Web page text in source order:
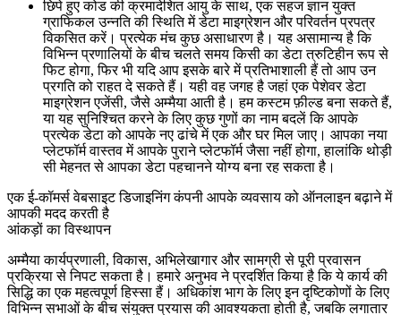
छिपे हुए कोड की क्रमादेशित आयु के साथ, एक सहज ज्ञान युक्त
ग्राफिकल उन्नति की स्थिति में डेटा माइग्रेशन और परिवर्तन प्रपत्र
विकसित करें। प्रत्येक मंच कुछ असाधारण है। यह असामान्य है कि
विभिन्न प्रणालियों के बीच चलते समय किसी का डेटा त्रुटिहीन रूप से
फिट होगा, फिर भी यदि आप इसके बारे में प्रतिभाशाली हैं तो आप उन
प्रगति को राहत दे सकते हैं। यही वह जगह है जहां एक पेशेवर डेटा
माइग्रेशन एजेंसी, जैसे अम्मैया आती है। हम कस्टम फ़ील्ड बना सकते हैं,
या यह सुनिश्चित करने के लिए कुछ गुणों का नाम बदलें कि आपके
प्रत्येक डेटा को आपके नए ढांचे में एक और घर मिल जाए। आपका नया
प्लेटफॉर्म वास्तव में आपके पुराने प्लेटफॉर्म जैसा नहीं होगा, हालांकि थोड़ी
सी मेहनत से आपका डेटा पहचानने योग्य बना रह सकता है।
एक ई-कॉमर्स वेबसाइट डिजाइनिंग कंपनी आपके व्यवसाय को ऑनलाइन बढ़ाने में
आपकी मदद करती है
आंकड़ों का विस्थापन
अम्मैया कार्यप्रणाली, विकास, अभिलेखागार और सामग्री से पूरी प्रवासन
प्रक्रिया से निपट सकता है। हमारे अनुभव ने प्रदर्शित किया है कि ये कार्य की
सिद्धि का एक महत्वपूर्ण हिस्सा हैं। अधिकांश भाग के लिए इन दृष्टिकोणों के लिए
विभिन्न सभाओं के बीच संयुक्त प्रयास की आवश्यकता होती है, जबकि लगातार